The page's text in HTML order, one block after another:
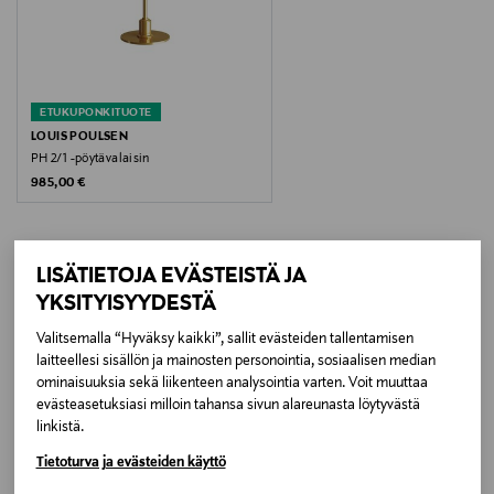
LISÄTIETOJA EVÄSTEISTÄ JA
YKSITYISYYDESTÄ
Valitsemalla “Hyväksy kaikki”, sallit evästeiden tallentamisen
laitteellesi sisällön ja mainosten personointia, sosiaalisen median
ominaisuuksia sekä liikenteen analysointia varten. Voit muuttaa
evästeasetuksiasi milloin tahansa sivun alareunasta löytyvästä
linkistä.
Tietoturva ja evästeiden käyttö
Väri
PUNAINEN
Valmistajan tuotenumero
5744164883
Valmistaja
ETUKUPONKITUOTE
LOUIS POULSEN
PH 2/1 -pöytävalaisin
Original Price
985,00 €
LISÄÄ KIINNOSTAVIA
TUOTTEITA